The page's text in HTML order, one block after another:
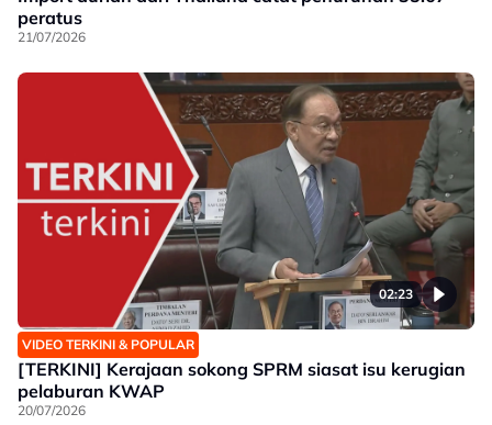
peratus
21/07/2026
02:23
VIDEO TERKINI & POPULAR
[TERKINI] Kerajaan sokong SPRM siasat isu kerugian
pelaburan KWAP
20/07/2026